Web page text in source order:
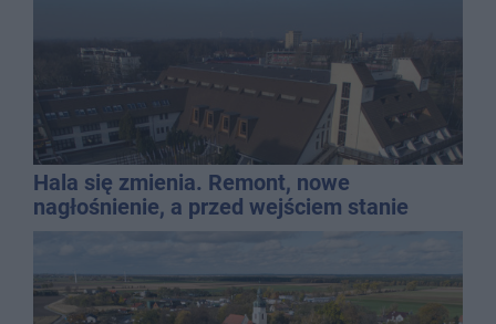
Hala się zmienia. Remont, nowe
nagłośnienie, a przed wejściem stanie
QEMETICA ARENA